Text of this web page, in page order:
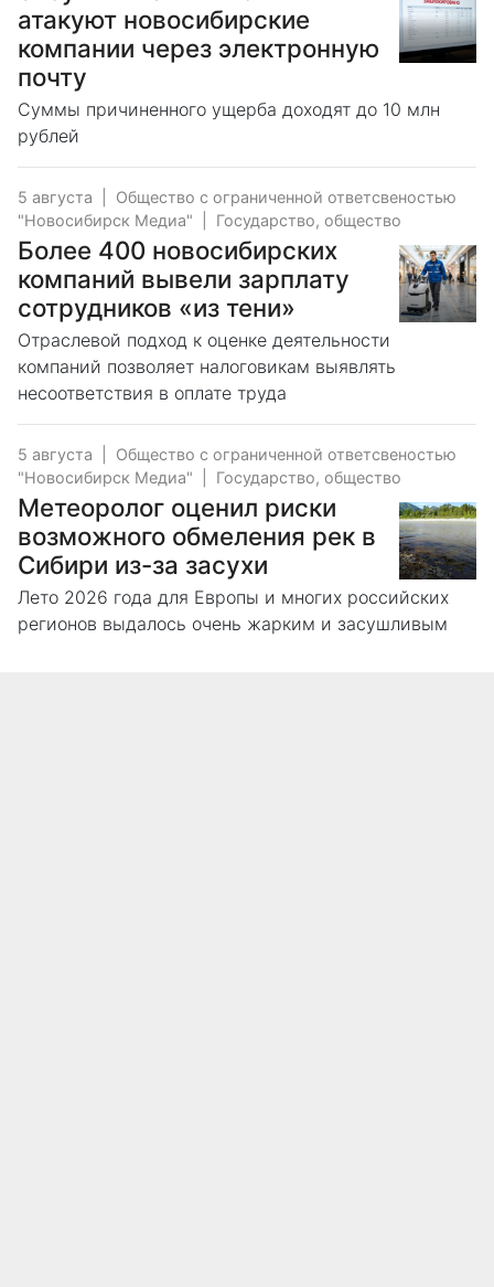
атакуют новосибирские
компании через электронную
почту
Суммы причиненного ущерба доходят до 10 млн
рублей
5 августа
Общество с ограниченной ответсвеностью
"Новосибирск Медиа"
Государство, общество
Более 400 новосибирских
компаний вывели зарплату
сотрудников «из тени»
Отраслевой подход к оценке деятельности
компаний позволяет налоговикам выявлять
несоответствия в оплате труда
5 августа
Общество с ограниченной ответсвеностью
"Новосибирск Медиа"
Государство, общество
Метеоролог оценил риски
возможного обмеления рек в
Сибири из-за засухи
Лето 2026 года для Европы и многих российских
регионов выдалось очень жарким и засушливым